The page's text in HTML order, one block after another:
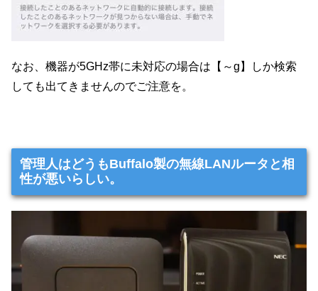
なお、機器が5GHz帯に未対応の場合は【～g】しか検索
しても出てきませんのでご注意を。
管理人はどうもBuffalo製の無線LANルータと相
性が悪いらしい。